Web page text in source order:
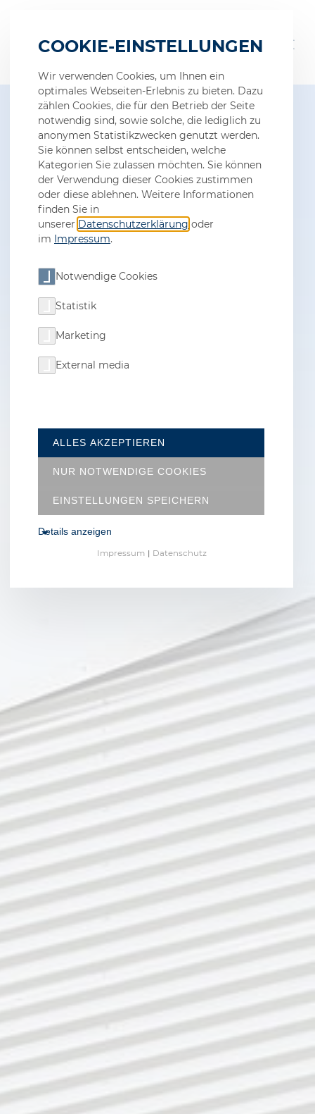
Ferienjobs +
Praktika
Einfach mal was ausprobieren.
COOKIE-EINSTELLUNGEN
Wir verwenden Cookies, um Ihnen ein
optimales Webseiten-Erlebnis zu bieten. Dazu
zählen Cookies, die für den Betrieb der Seite
notwendig sind, sowie solche, die lediglich zu
anonymen Statistikzwecken genutzt werden.
Sie können selbst entscheiden, welche
Kategorien Sie zulassen möchten. Sie können
der Verwendung dieser Cookies zustimmen
oder diese ablehnen. Weitere Informationen
finden Sie in
unserer Datenschutzerklärung oder
im Impressum.
Notwendige Cookies
Statistik
Marketing
External media
ALLES AKZEPTIEREN
NUR NOTWENDIGE COOKIES
EINSTELLUNGEN SPEICHERN
Details anzeigen
NOTWENDIGE COOKIES
unbedingt notwendig und ermöglichen
dieser Art von Cookies ebenfalls erkennen, ob Sie
in Ihrem Profil eingeloggt bleiben möchten, um
Ihnen unsere Dienste bei einem erneuten Besuch
unserer Seite schneller zur Verfügung zu stellen.
Cookie Consent
cookie_consent
Anbieter:
mindshape GmbH
Zweck:
Managen von Consent-Einstellungen
Cookie Laufzeit:
1 year
STATISTIK
Um unser Angebot und unsere Webseite weiter zu
verbessern, erfassen wir anonymisierte Daten für
Statistiken und Analysen. Mithilfe dieser Cookies
können wir beispielsweise die Besucherzahlen und
den Effekt bestimmter Seiten unseres Web-
Auftritts ermitteln und unsere Inhalte optimieren.
Google Analytics
Name:
Google Analytics
Anbieter:
Google LLC
Zweck:
Erhebung von Statistiken zur Website-Nutzung
Cookie Laufzeit:
24 Monate
Google Analytics 2
Name:
Google Analytics
Impressum | Datenschutz